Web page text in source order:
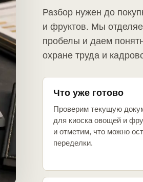
Разбор нужен до
и фруктов. Мы
пробелы и даем
охране труда и
Что уже готово
Проверим текущую
для киоска овощей и
и отметим, что можно
переделки.